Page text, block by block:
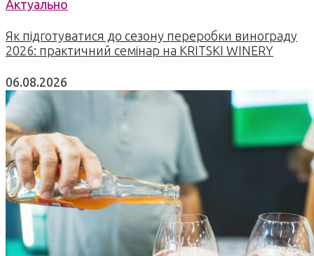
Актуально
Як підготуватися до сезону переробки винограду
2026: практичний семінар на KRITSKI WINERY
06.08.2026